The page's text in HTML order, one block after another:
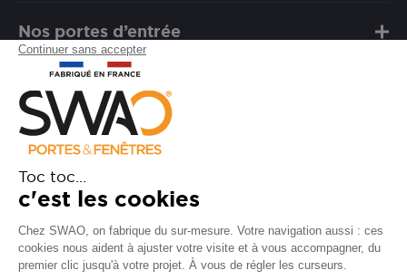
Nos portes d’entrée
Notre marque
Besoin d'assistance ?
Garanties
SAV
conseillers sont à votre écoute.